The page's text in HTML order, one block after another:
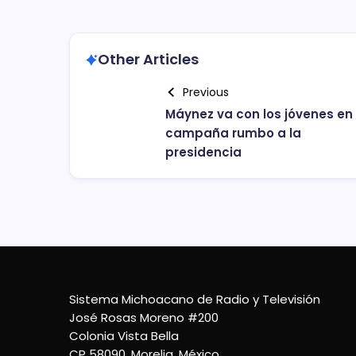
Other Articles
Previous
Máynez va con los jóvenes en
campaña rumbo a la
presidencia
Sistema Michoacano de Radio y Televisión
José Rosas Moreno #200
Colonia Vista Bella